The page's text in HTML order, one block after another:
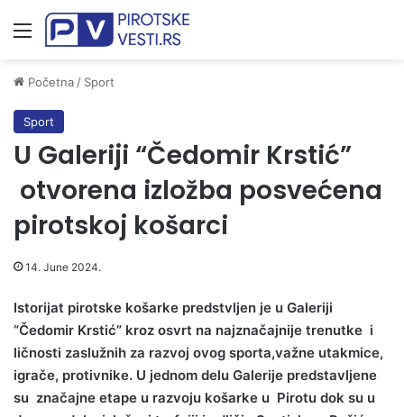
Meni
Početna / Sport
Sport
U Galeriji “Čedomir Krstić”
otvorena izložba posvećena
pirotskoj košarci
14. June 2024.
Istorijat pirotske košarke predstvljen je u Galeriji
“Čedomir Krstić” kroz osvrt na najznačajnije trenutke i
ličnosti zaslužnih za razvoj ovog sporta,važne utakmice,
igrače, protivnike. U jednom delu Galerije predstavljene
su značajne etape u razvoju košarke u Pirotu dok su u